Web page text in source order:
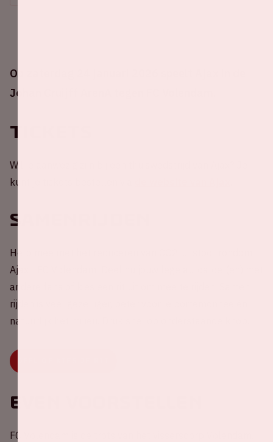
Op zaterdag 24 januari 2026 speelt Ajax in de
Johan Cruijff ArenA tegen FC Volendam.
Tickets
Wil je aanwezig zijn bij een thuiswedstrijd van Ajax? Je
kunt je tickets bestellen via
Samenrijden
Help mee met het reduceren van CO2-uitstoot rondom
Ajax - FC Volendam! Deel nu jouw lege autostoel(en) met
andere fans of kies een rit uit om mee te rijden. Samen
rijden is veel gezelliger, beter voor je portemonnee én
natuurlijk het milieu. Druk snel op onderstaande knop.
Even voorstellen
FC Volendam is de trots van het vissersdorp Volendam.